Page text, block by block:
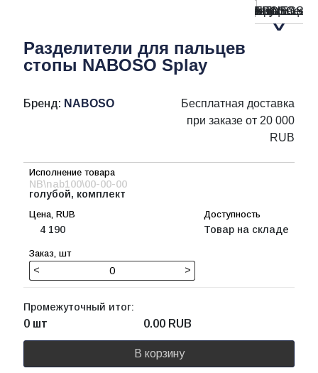
Разделители для пальцев
стопы NABOSO Splay
Бренд: NABOSO
Бесплатная доставка
при заказе от 20 000
RUB
NB\nab100\00-00-00
голубой, комплект
4 190 Товар на складе
< >
Промежуточный итог:
0 шт 0.00 RUB
В корзину